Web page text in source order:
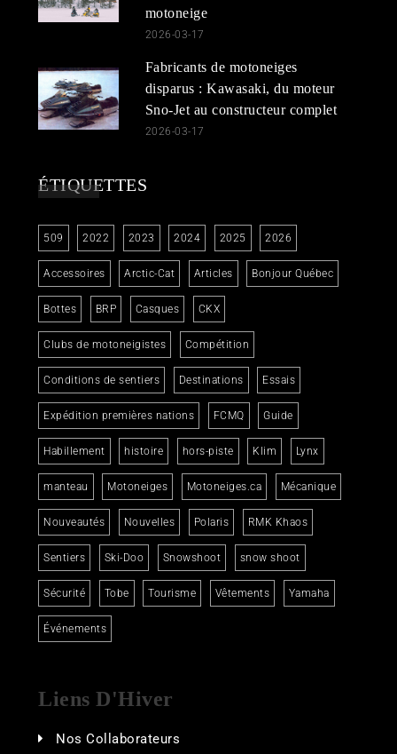
motoneige
2026-03-17
Fabricants de motoneiges
disparus : Kawasaki, du moteur
Sno-Jet au constructeur complet
2026-03-17
ÉTIQUETTES
509 2022 2023 2024 2025 2026
Accessoires Arctic-Cat Articles Bonjour Québec
Bottes BRP Casques CKX
Clubs de motoneigistes Compétition
Conditions de sentiers Destinations Essais
Expédition premières nations FCMQ Guide
Habillement histoire hors-piste Klim Lynx
manteau Motoneiges Motoneiges.ca Mécanique
Nouveautés Nouvelles Polaris RMK Khaos
Sentiers Ski-Doo Snowshoot snow shoot
Sécurité Tobe Tourisme Vêtements Yamaha
Événements
Liens D'Hiver
Nos Collaborateurs